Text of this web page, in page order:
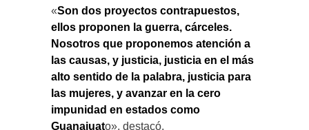
«Son dos proyectos contrapuestos,
ellos proponen la guerra, cárceles.
Nosotros que proponemos atención a
las causas, y justicia, justicia en el más
alto sentido de la palabra, justicia para
las mujeres, y avanzar en la cero
impunidad en estados como
Guanajuato», destacó.